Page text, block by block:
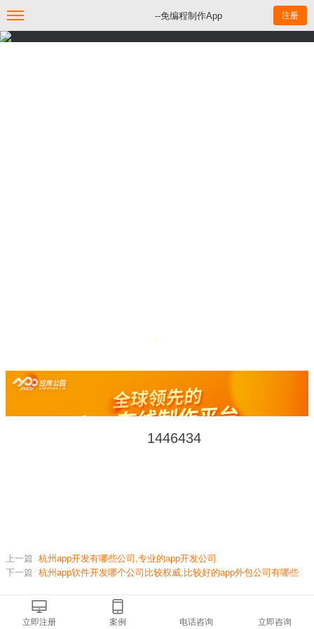
--免编程制作App 注册
1446434款APP
上一篇 杭州app开发有哪些公司,专业的app开发公司
下一篇 杭州app软件开发哪个公司比较权威,比较好的app外包公司有哪些
相关新闻
无代码制作APP教程,省下几万外包费用 2026-06-25
立即注册 案例 电话咨询 立即咨询